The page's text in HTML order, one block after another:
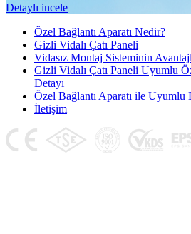
Detaylı incele
Özel Bağlantı Aparatı Nedir?
Gizli Vidalı Çatı Paneli
Vidasız Montaj Sisteminin
Gizli Vidalı Çatı Paneli Uyumlu
Detayı
Özel Bağlantı Aparatı ile Uyumlu
İletişim